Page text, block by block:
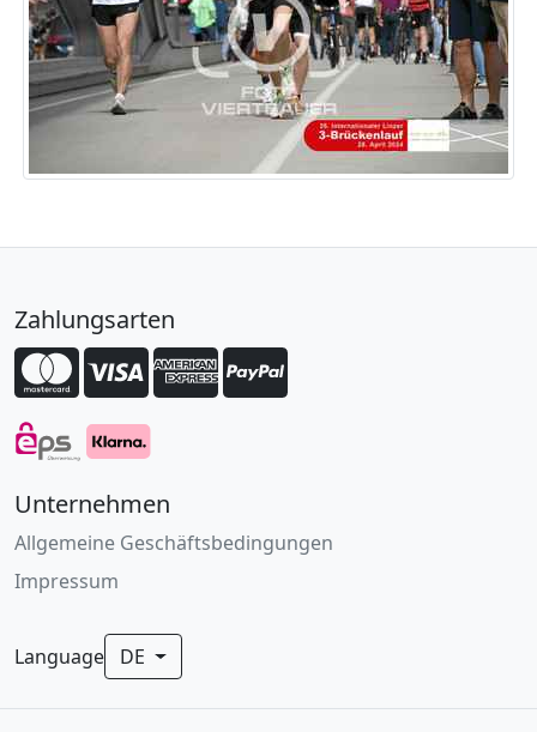
Zahlungsarten
Unternehmen
Allgemeine Geschäftsbedingungen
Impressum
Language DE